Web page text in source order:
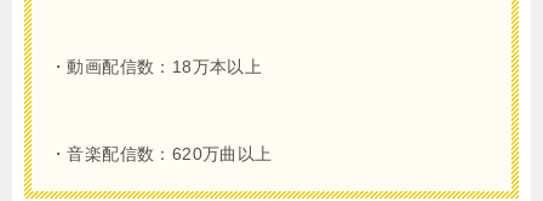
・動画配信数：18万本以上
・音楽配信数：620万曲以上